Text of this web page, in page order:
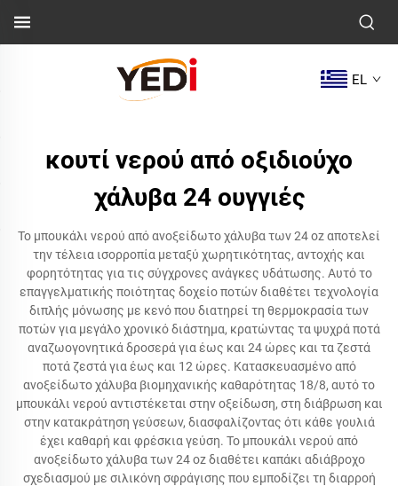
EL
κουτί νερού από οξιδιούχο
χάλυβα 24 ουγγιές
Το μπουκάλι νερού από ανοξείδωτο χάλυβα των 24 oz αποτελεί
την τέλεια ισορροπία μεταξύ χωρητικότητας, αντοχής και
φορητότητας για τις σύγχρονες ανάγκες υδάτωσης. Αυτό το
επαγγελματικής ποιότητας δοχείο ποτών διαθέτει τεχνολογία
διπλής μόνωσης με κενό που διατηρεί τη θερμοκρασία των
ποτών για μεγάλο χρονικό διάστημα, κρατώντας τα ψυχρά ποτά
αναζωογονητικά δροσερά για έως και 24 ώρες και τα ζεστά
ποτά ζεστά για έως και 12 ώρες. Κατασκευασμένο από
ανοξείδωτο χάλυβα βιομηχανικής καθαρότητας 18/8, αυτό το
μπουκάλι νερού αντιστέκεται στην οξείδωση, στη διάβρωση και
στην κατακράτηση γεύσεων, διασφαλίζοντας ότι κάθε γουλιά
έχει καθαρή και φρέσκια γεύση. Το μπουκάλι νερού από
ανοξείδωτο χάλυβα των 24 oz διαθέτει καπάκι αδιάβροχο
σχεδιασμού με σιλικόνη σφράγισης που εμποδίζει τη διαρροή